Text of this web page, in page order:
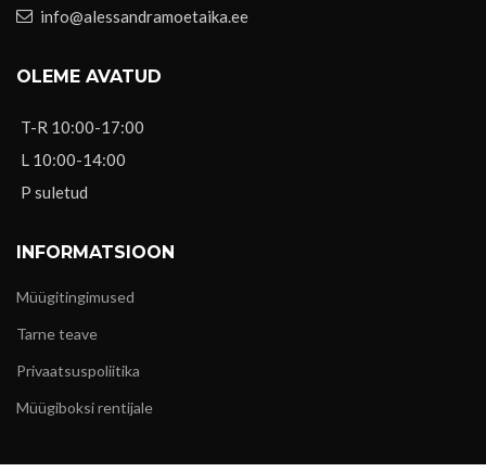
info@alessandramoetaika.ee
OLEME AVATUD
T-R 10:00-17:00
L 10:00-14:00
P suletud
INFORMATSIOON
Müügitingimused
Tarne teave
Privaatsuspoliitika
Müügiboksi rentijale